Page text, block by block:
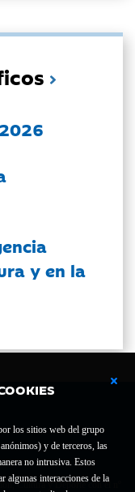
los sitios web del grupo
y de terceros, las
no intrusiva. Estos
algunas interacciones de la
y en la
Cultura y Deporte con el nº